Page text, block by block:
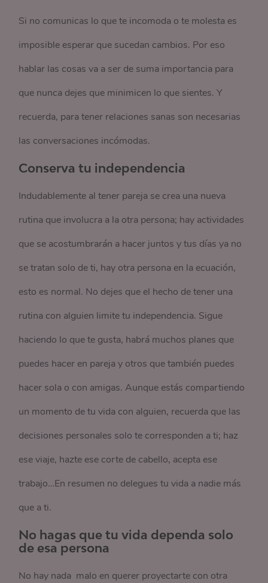
Si no comunicas lo que te incomoda o te molesta es
imposible esperar que sucedan cambios. Por eso
hablar las cosas va a ser de suma importancia para
que nunca dejes que minimicen lo que sientes. Y
recuerda, para tener relaciones sanas son necesarias
las conversaciones incómodas.
Conserva tu independencia
Indudablemente al tener pareja se crea una nueva
rutina que involucra a la otra persona; hay actividades
que se acostumbrarán a hacer juntos y tus días ya no
se tratan solo de ti, hay otra persona en la ecuación,
esto es normal. No dejes que el hecho de tener una
rutina con alguien limite tu independencia. Sigue
haciendo lo que te gusta, habrá muchos planes que
puedes hacer en pareja y otros que también puedes
hacer sola o con amigas. Aunque estás compartiendo
un momento de tu vida con alguien, recuerda que las
decisiones personales solo te corresponden a ti; haz
ese viaje, hazte ese corte de cabello, acepta ese
trabajo…En resumen no delegues tu vida a nadie más
que a ti.
No hagas que tu vida dependa solo
de esa persona
No hay nada malo en querer proyectarte con otra